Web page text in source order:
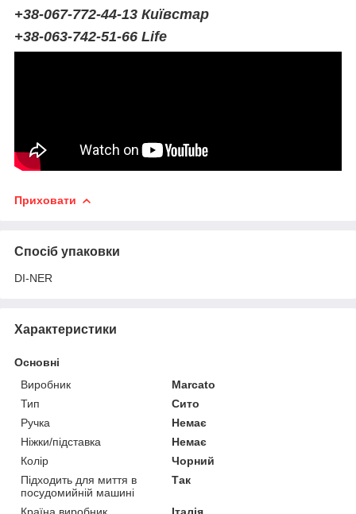
+38-067-772-44-13 Київстар
+38-063-742-51-66 Life
Приховати
Спосіб упаковки
DI-NER
Характеристики
Основні
Виробник
Marcato
Тип
Сито
Ручка
Немає
Ніжки/підставка
Немає
Колір
Чорний
Підходить для миття в
посудомийній машині
Так
Країна виробник
Італія